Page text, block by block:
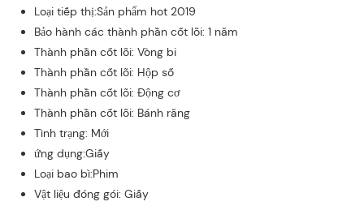
Loại tiếp thị:Sản phẩm hot 2019
Bảo hành các thành phần cốt lõi: 1 năm
Thành phần cốt lõi: Vòng bi
Thành phần cốt lõi: Hộp số
Thành phần cốt lõi: Động cơ
Thành phần cốt lõi: Bánh răng
Tình trạng: Mới
ứng dụng:Giấy
Loại bao bì:Phim
Vật liệu đóng gói: Giấy